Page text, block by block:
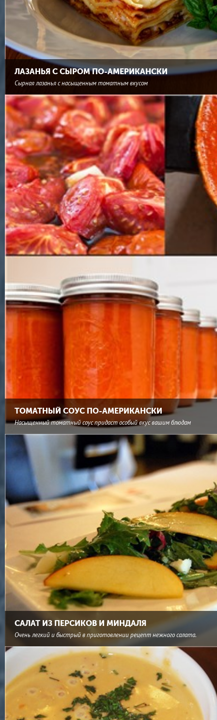
ЛАЗАНЬЯ С СЫРОМ ПО-АМЕРИКАНСКИ
Сырная лазанья с насыщенным томатным вкусом
ТОМАТНЫЙ СОУС ПО-АМЕРИКАНСКИ
Насыщенный томатный соус придаст особый вкус вашим блюдам
САЛАТ ИЗ ПЕРСИКОВ И МИНДАЛЯ
Очень легкий и быстрый в приготовлении рецепт нежного салата.